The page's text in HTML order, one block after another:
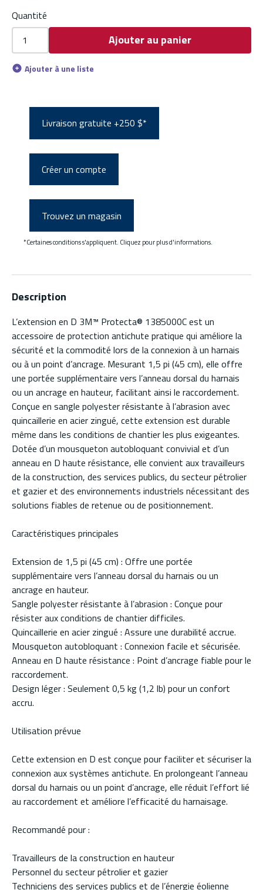
Quantité
Ajouter au panier
Ajouter à une liste
Livraison gratuite +250 $*
Créer un compte
Trouvez un magasin
*Certaines conditions s'appliquent. Cliquez pour plus d'informations.
Description
L’extension en D 3M™ Protecta® 1385000C est un
accessoire de protection antichute pratique qui améliore la
sécurité et la commodité lors de la connexion à un harnais
ou à un point d’ancrage. Mesurant 1,5 pi (45 cm), elle offre
une portée supplémentaire vers l’anneau dorsal du harnais
ou un ancrage en hauteur, facilitant ainsi le raccordement.
Conçue en sangle polyester résistante à l’abrasion avec
quincaillerie en acier zingué, cette extension est durable
même dans les conditions de chantier les plus exigeantes.
Dotée d’un mousqueton autobloquant convivial et d’un
anneau en D haute résistance, elle convient aux travailleurs
de la construction, des services publics, du secteur pétrolier
et gazier et des environnements industriels nécessitant des
solutions fiables de retenue ou de positionnement.
Caractéristiques principales
Extension de 1,5 pi (45 cm) : Offre une portée
supplémentaire vers l’anneau dorsal du harnais ou un
ancrage en hauteur.
Sangle polyester résistante à l’abrasion : Conçue pour
résister aux conditions de chantier difficiles.
Quincaillerie en acier zingué : Assure une durabilité accrue.
Mousqueton autobloquant : Connexion facile et sécurisée.
Anneau en D haute résistance : Point d’ancrage fiable pour le
raccordement.
Design léger : Seulement 0,5 kg (1,2 lb) pour un confort
accru.
Utilisation prévue
Cette extension en D est conçue pour faciliter et sécuriser la
connexion aux systèmes antichute. En prolongeant l’anneau
dorsal du harnais ou un point d’ancrage, elle réduit l’effort lié
au raccordement et améliore l’efficacité du harnaisage.
Recommandé pour :
Travailleurs de la construction en hauteur
Personnel du secteur pétrolier et gazier
Techniciens des services publics et de l’énergie éolienne